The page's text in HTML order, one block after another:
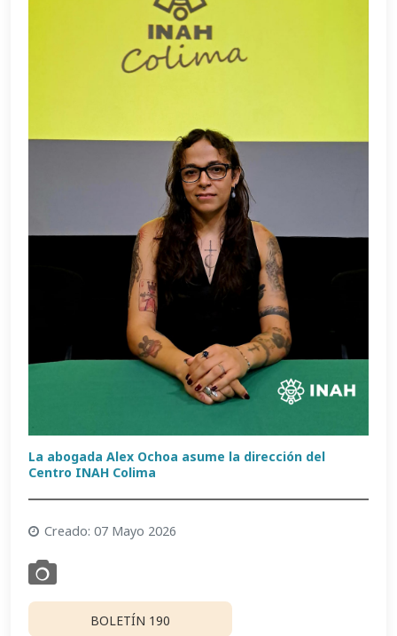
La abogada Alex Ochoa asume la dirección del
Centro INAH Colima
Creado: 07 Mayo 2026
BOLETÍN 190